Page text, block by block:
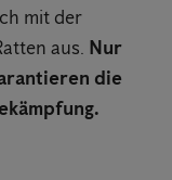
mit der
aus. Nur
die